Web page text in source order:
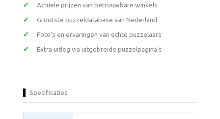
Actuele prijzen van betrouwbare winkels
Grootste puzzeldatabase van Nederland
Foto’s en ervaringen van echte puzzelaars
Extra uitleg via uitgebreide puzzelpagina’s
Specificaties